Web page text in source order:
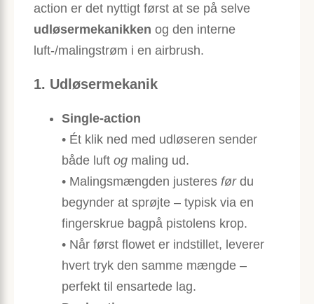
action er det nyttigt først at se på selve
udløsermekanikken og den interne
luft-/malingstrøm i en airbrush.
1. Udløsermekanik
Single-action
• Ét klik ned med udløseren sender
både luft og maling ud.
• Malingsmængden justeres førdu
begynder at sprøjte – typisk via en
fingerskrue bagpå pistolens krop.
• Når først flowet er indstillet, leverer
hvert tryk den samme mængde –
perfekt til ensartede lag.